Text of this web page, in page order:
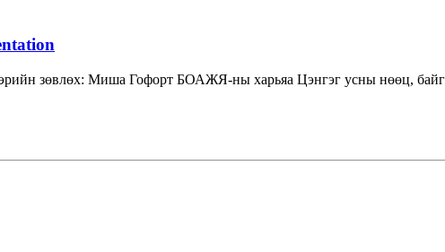
зөвлөх: Миша Гофорт БОАЖЯ-ны харьяа Цэнгэг усны нөөц,